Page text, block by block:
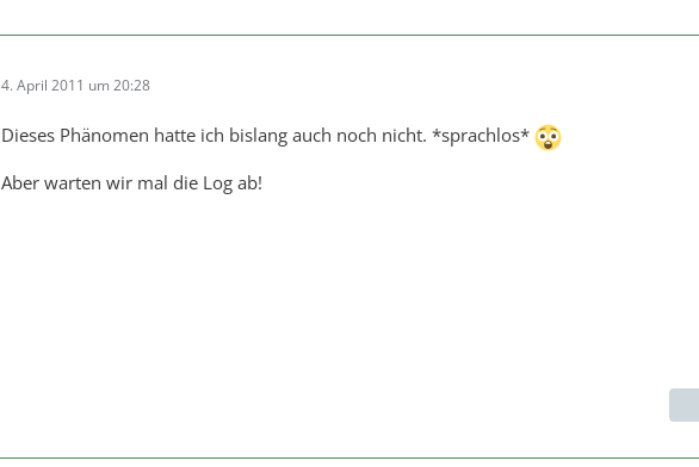
4. April 2011 um 20:28
Dieses Phänomen hatte ich bislang auch noch nicht. *sprachlos*
Aber warten wir mal die Log ab!